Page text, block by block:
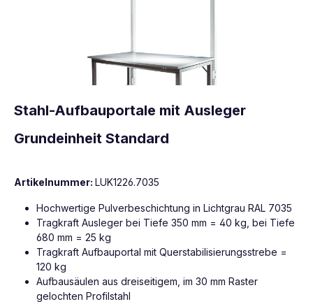
Stahl-Aufbauportale mit Ausleger
Grundeinheit Standard
Artikelnummer: LUK1226.7035
Hochwertige Pulverbeschichtung in Lichtgrau RAL 7035
Tragkraft Ausleger bei Tiefe 350 mm = 40 kg, bei Tiefe
680 mm = 25 kg
Tragkraft Aufbauportal mit Querstabilisierungsstrebe =
120 kg
Aufbausäulen aus dreiseitigem, im 30 mm Raster
gelochten Profilstahl